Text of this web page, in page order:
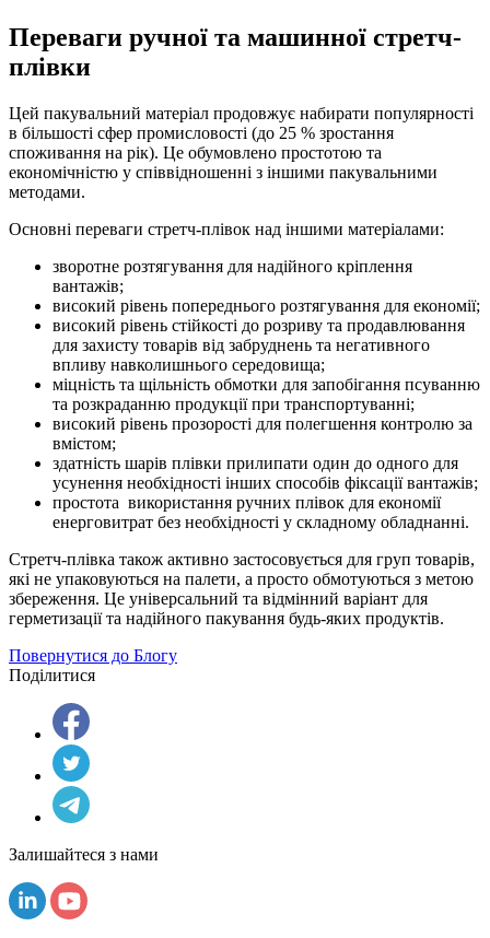
Переваги ручної та машинної стретч-
плівки
Цей пакувальний матеріал продовжує набирати популярності
в більшості сфер промисловості (до 25 % зростання
споживання на рік). Це обумовлено простотою та
економічністю у співвідношенні з іншими пакувальними
методами.
Основні переваги стретч-плівок над іншими матеріалами:
зворотне розтягування для надійного кріплення
вантажів;
високий рівень попереднього розтягування для економії;
високий рівень стійкості до розриву та продавлювання
для захисту товарів від забруднень та негативного
впливу навколишнього середовища;
міцність та щільність обмотки для запобігання псуванню
та розкраданню продукції при транспортуванні;
високий рівень прозорості для полегшення контролю за
вмістом;
здатність шарів плівки прилипати один до одного для
усунення необхідності інших способів фіксації вантажів;
простота використання ручних плівок для економії
енерговитрат без необхідності у складному обладнанні.
Стретч-плівка також активно застосовується для груп товарів,
які не упаковуються на палети, а просто обмотуються з метою
збереження. Це універсальний та відмінний варіант для
герметизації та надійного пакування будь-яких продуктів.
Повернутися до Блогу
Поділитися
Залишайтеся з нами